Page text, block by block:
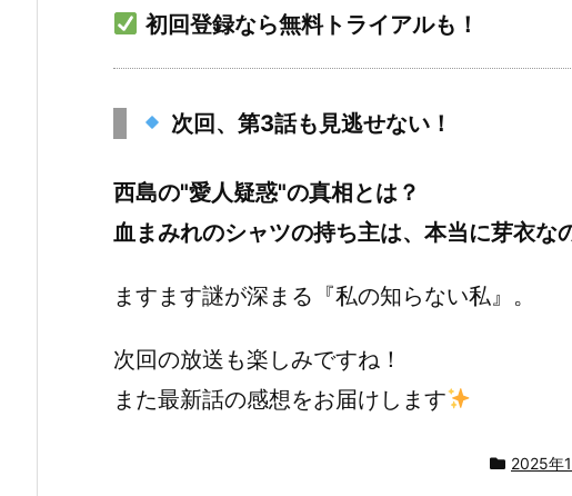
初回登録なら無料トライアルも！
次回、第3話も見逃せない！
西島の"愛人疑惑"の真相とは？
血まみれのシャツの持ち主は、本当に芽衣な
ますます謎が深まる『私の知らない私』。
次回の放送も楽しみですね！
また最新話の感想をお届けします
2025年